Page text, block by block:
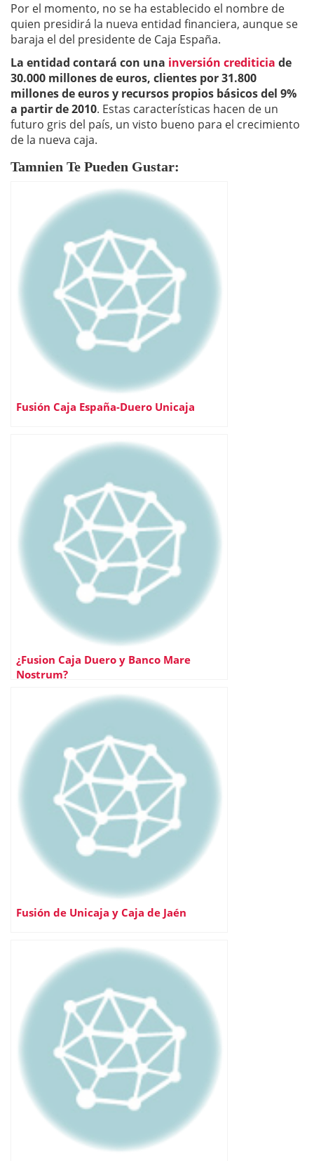
Por el momento, no se ha establecido el nombre de
quien presidirá la nueva entidad financiera, aunque se
baraja el del presidente de Caja España.
La entidad contará con una inversión crediticia de
30.000 millones de euros, clientes por 31.800
millones de euros y recursos propios básicos del 9%
a partir de 2010. Estas características hacen de un
futuro gris del país, un visto bueno para el crecimiento
de la nueva caja.
Tamnien Te Pueden Gustar:
Fusión Caja España-Duero Unicaja
¿Fusion Caja Duero y Banco Mare
Nostrum?
Fusión de Unicaja y Caja de Jaén